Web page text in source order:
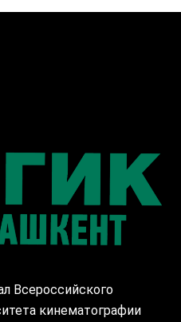
Всероссийского
кинематографии